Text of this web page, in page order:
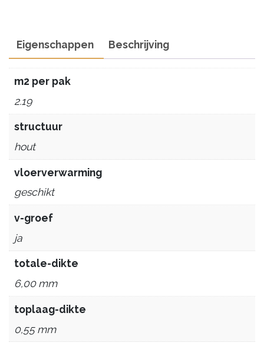
Eigenschappen Beschrijving
m2 per pak
2.19
structuur
hout
vloerverwarming
geschikt
v-groef
ja
totale-dikte
6,00 mm
toplaag-dikte
0,55 mm